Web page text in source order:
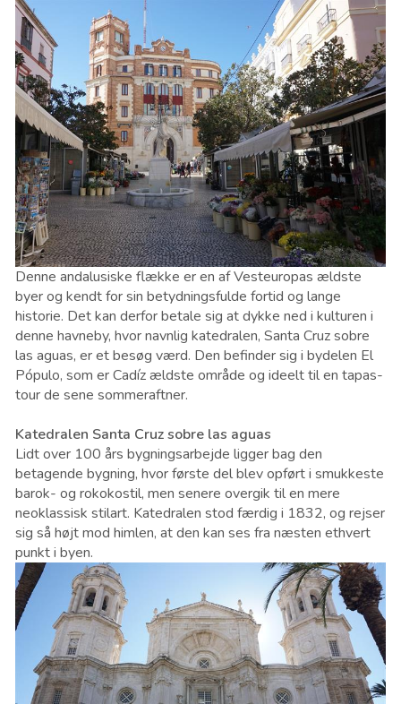
Denne andalusiske flække er en af Vesteuropas ældste
byer og kendt for sin betydningsfulde fortid og lange
historie. Det kan derfor betale sig at dykke ned i kulturen i
denne havneby, hvor navnlig katedralen, Santa Cruz sobre
las aguas, er et besøg værd. Den befinder sig i bydelen El
Pópulo, som er Cadíz ældste område og ideelt til en tapas-
tour de sene sommeraftner.
Katedralen Santa Cruz sobre las aguas
Lidt over 100 års bygningsarbejde ligger bag den
betagende bygning, hvor første del blev opført i smukkeste
barok- og rokokostil, men senere overgik til en mere
neoklassisk stilart. Katedralen stod færdig i 1832, og rejser
sig så højt mod himlen, at den kan ses fra næsten ethvert
punkt i byen.